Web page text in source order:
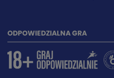
ODPOWIEDZIALNA GRA